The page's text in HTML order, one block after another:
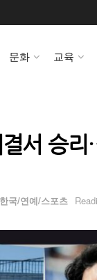
문화 교육
서 승
한국/연예/스포츠